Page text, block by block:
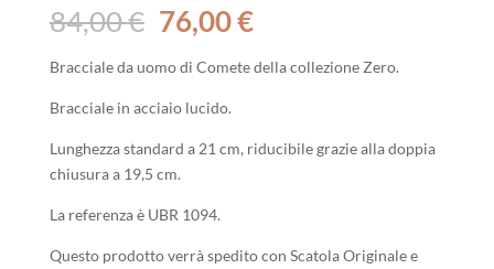
84,00€ Il
prezzo
originale
era:
84,00 €.
76,00€Il
attuale
Bracciale da uomo di Comete della collezione Zero.
Bracciale in acciaio lucido.
Lunghezza standard a 21 cm, riducibile grazie alla doppia
chiusura a 19,5 cm.
La referenza è UBR 1094.
Questo prodotto verrà spedito con Scatola Originale e